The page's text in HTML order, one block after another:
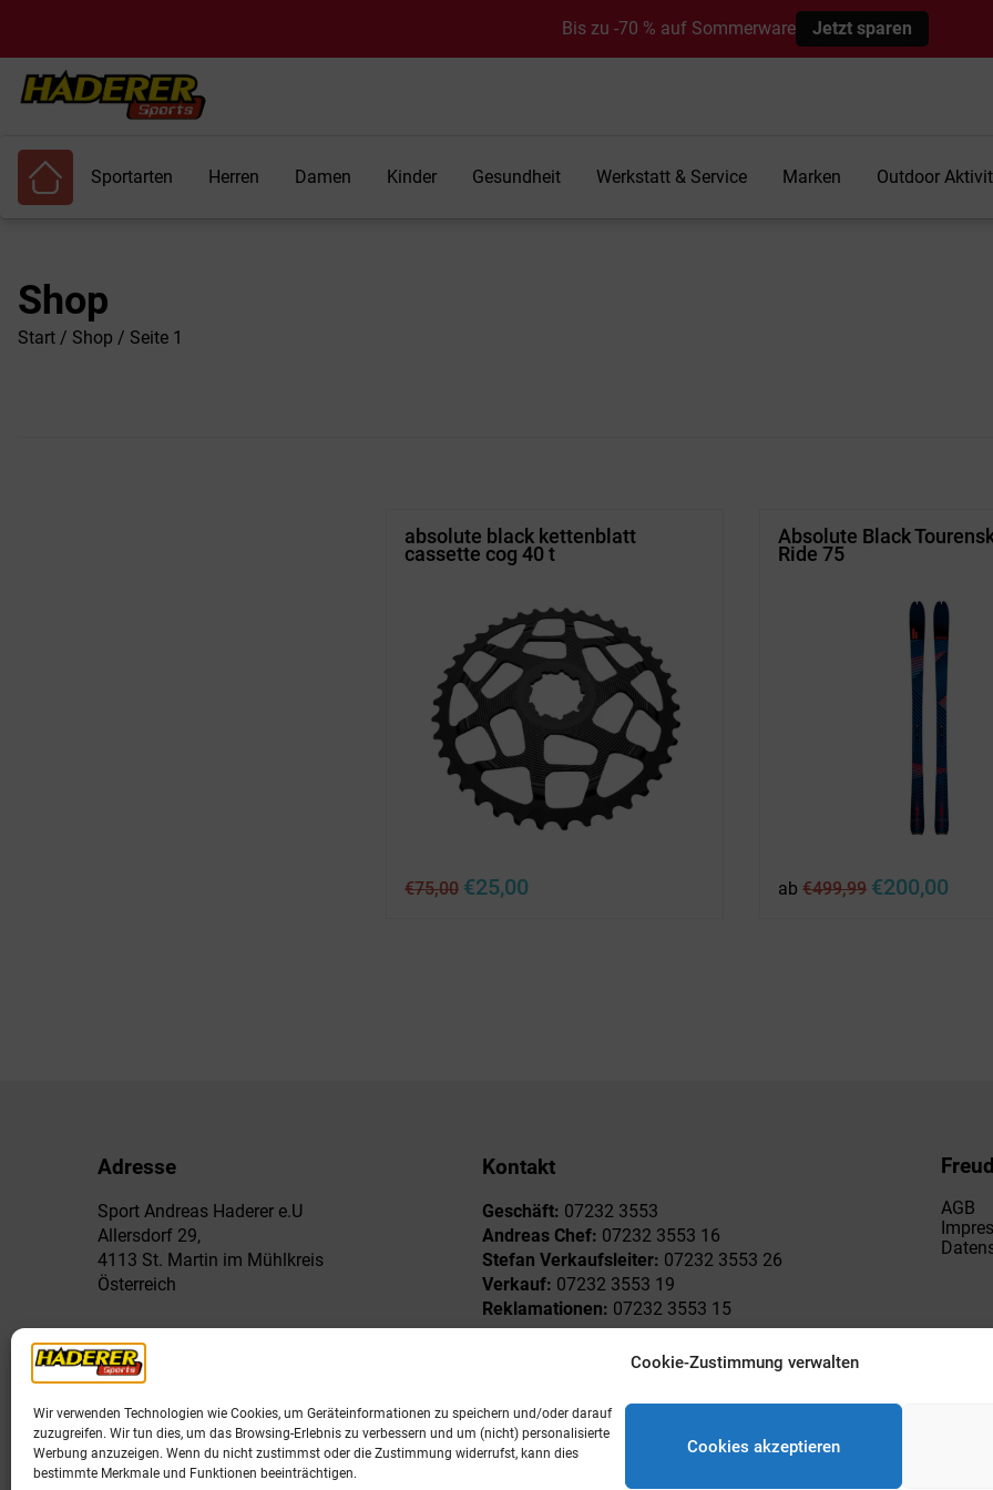
Cookie-Zustimmung verwalten
Wir verwenden Technologien wie Cookies, um Geräteinformationen zu speichern und/oder darauf
zuzugreifen. Wir tun dies, um das Browsing-Erlebnis zu verbessern und um (nicht) personalisierte
Werbung anzuzeigen. Wenn du nicht zustimmst oder die Zustimmung widerrufst, kann dies
bestimmte Merkmale und Funktionen beeinträchtigen.
Cookies akzeptieren
Bis zu -70 % auf Sommerware Jetzt sparen
Sportarten Herren Damen Kinder Gesundheit Werkstatt & Service Marken Outdoor
Shop
Start / Shop / Seite 1
absolute black kettenblatt
cassette cog 40 t
€75,00 Ursprünglicher
Preis
€25,00
Absolute Black
Ride 75
ab€499,99 Ursprünglicher
€200,00
Adresse
Sport Andreas Haderer e.U
Allersdorf 29,
4113 St. Martin im Mühlkreis
Österreich
Kontakt
Geschäft: 07232 3553
Andreas Chef: 07232 3553 16
Stefan Verkaufsleiter: 07232 3553 26
Verkauf: 07232 3553 19
Reklamationen: 07232 3553 15
AGB